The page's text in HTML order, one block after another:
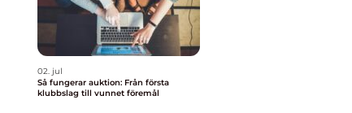
02. jul
Så fungerar auktion: Från första
klubbslag till vunnet föremål